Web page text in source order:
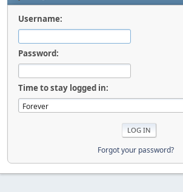
Username:
Password:
Time to stay logged in:
Forgot your password?